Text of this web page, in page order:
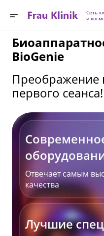
Сеть
и
BioGenie
Преображение
первого сеанса!
Отвечает самым
качества
Лучшие